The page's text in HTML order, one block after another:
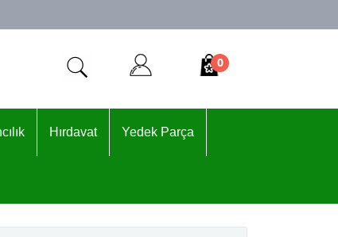
0
Hırdavat Yedek Parça